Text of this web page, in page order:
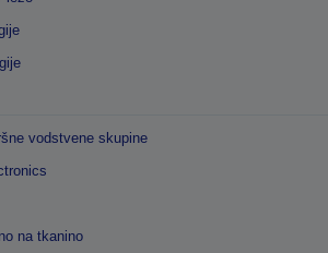
vodstvene skupine
na tkanino